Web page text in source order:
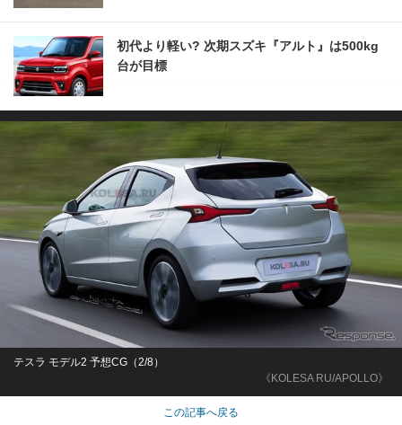
初代より軽い? 次期スズキ『アルト』は500kg
台が目標
《KOLESA RU/APOLLO》
テスラ モデル2 予想CG（2/8）
この記事へ戻る